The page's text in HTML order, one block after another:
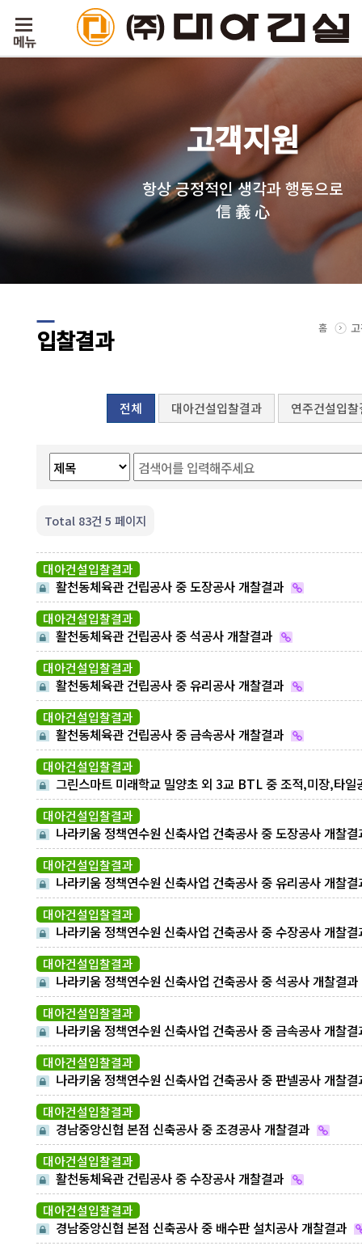
고객지원
항상 긍정적인 생각과 행동으로
信 義 心
입찰결과 홈
전체 대아건설입찰결과 연주건설입
Total 83건 5 페이지
대아건설입찰결과
활천동체육관 건립공사 중 도장공사 개찰결과
대아건설입찰결과
활천동체육관 건립공사 중 석공사 개찰결과
대아건설입찰결과
활천동체육관 건립공사 중 유리공사 개찰결과
대아건설입찰결과
활천동체육관 건립공사 중 금속공사 개찰결과
대아건설입찰결과
그린스마트 미래학교 밀양초 외 3교 BTL 중 조적,미장,타일
사 개찰결과
대아건설입찰결과
나라키움 정책연수원 신축사업 건축공사 중 도장공사 개찰결
대아건설입찰결과
나라키움 정책연수원 신축사업 건축공사 중 유리공사 개찰결
대아건설입찰결과
나라키움 정책연수원 신축사업 건축공사 중 수장공사 개찰결
대아건설입찰결과
나라키움 정책연수원 신축사업 건축공사 중 석공사 개찰결과
대아건설입찰결과
나라키움 정책연수원 신축사업 건축공사 중 금속공사 개찰결
대아건설입찰결과
나라키움 정책연수원 신축사업 건축공사 중 판넬공사 개찰결
대아건설입찰결과
경남중앙신협 본점 신축공사 중 조경공사 개찰결과
대아건설입찰결과
활천동체육관 건립공사 중 수장공사 개찰결과
대아건설입찰결과
경남중앙신협 본점 신축공사 중 배수판 설치공사 개찰결과